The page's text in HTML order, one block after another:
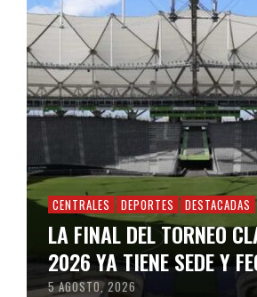
CENTRALES DEPORTES DESTACADAS
LA FINAL DEL TORNEO
2026 YA TIENE SEDE Y
5 AGOSTO, 2026